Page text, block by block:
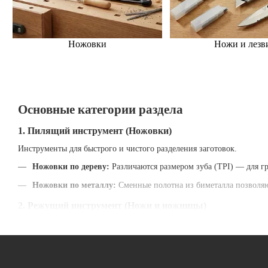
Основные категории раздела
1. Пилящий инструмент (Ножовки)
Инструменты для быстрого и чистого разделения заготовок.
Ножовки по дереву: Различаются размером зуба (TPI) — для
Ножовки по металлу: Сменные полотна из биметалла
Позволяют делать прямые и фигурные
Ножовки Ножи и